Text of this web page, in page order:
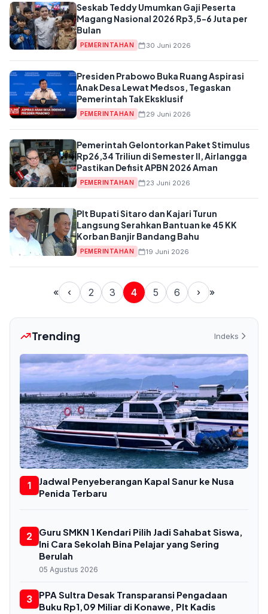
Seskab Teddy Umumkan Gaji Peserta
Magang Nasional 2026 Rp3,5-6 Juta per
Bulan
PEMERINTAHAN 30 Juni 2026
Presiden Prabowo Buka Ruang Aspirasi
Anak Desa Lewat Medsos, Tegaskan
Pemerintah Tak Eksklusif
PEMERINTAHAN 29 Juni 2026
Pemerintah Gelontorkan Paket Stimulus
Rp26,34 Triliun di Semester II, Airlangga
Pastikan Defisit APBN 2026 Aman
PEMERINTAHAN 23 Juni 2026
Plt Bupati Sitaro dan Kajari Turun
Langsung Serahkan Bantuan ke 45 KK
Korban Banjir Bandang Bahu
PEMERINTAHAN 19 Juni 2026
« ‹ 2 3 4 5 6 › »
Trending Indeks
1
Jadwal Penyeberangan Kapal Sanur ke Nusa
Penida Terbaru
2
Guru SMKN 1 Kendari Pilih Jadi Sahabat Siswa,
Ini Cara Sekolah Bina Pelajar yang Sering
Berulah
05 Agustus 2026
3
PPA Sultra Desak Transparansi Pengadaan
Buku Rp1,09 Miliar di Konawe, Plt Kadis